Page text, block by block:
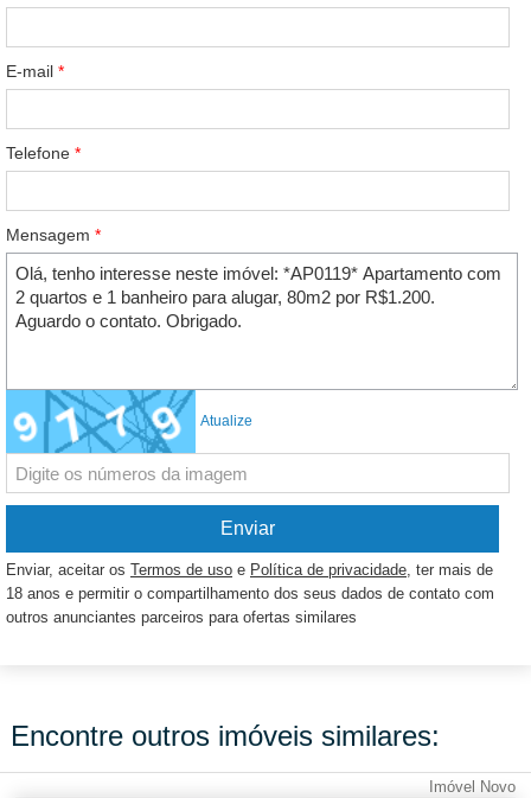
E-mail *
Telefone *
Mensagem *
Atualize
Enviar, aceitar os Termos de uso e Política de privacidade, ter mais de
18 anos e permitir o compartilhamento dos seus dados de contato com
outros anunciantes parceiros para ofertas similares
Encontre outros imóveis similares:
Imóvel Novo